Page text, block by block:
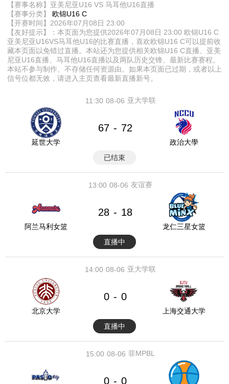
【赛事名称】亚美尼亚U16 VS 马耳他U16直播
【赛事分类】 欧锦U16 C
【开赛时间】2026年07月08日 23:00
【友好提示】：本页面为您提供2026年07月08日 23:00 欧锦U16 C
亚美尼亚U16VS马耳他U16的比赛直播，喜欢欧锦U16 C可以提前收
藏本页面以免错过直播。本站还为您提供相关欧锦U16 C直播、亚美
尼亚U16直播、马耳他U16直播以及两队历史交锋、最新比赛赛程。
本站不参与制作、不存储任何资源由。如果本页面已过期，或者以上
信号位都无效，请进入主页查看最新直播新号。
08-06
11:30 亚大学联
延世大学
67 - 72
政治大學
已结束
08-06
13:00 友谊赛
阿兰马利女篮
28 - 18
龙仁三星女篮
直播中
08-06
14:00 亚大学联
北京大学
0 - 0
上海交通大学
直播中
08-06
15:00 菲MPBL
0 - 0